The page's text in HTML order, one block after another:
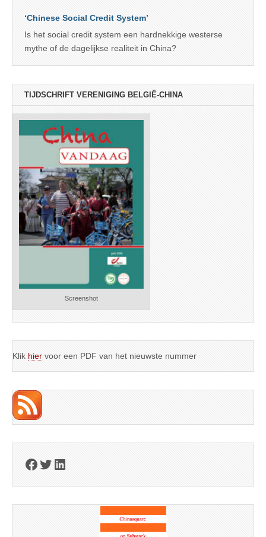
‘Chinese Social Credit System’
Is het social credit system een hardnekkige westerse
mythe of de dagelijkse realiteit in China?
TIJDSCHRIFT VERENIGING BELGIË-CHINA
Screenshot
Klik hier voor een PDF van het nieuwste nummer
Facebook
Twitter
LinkedIn